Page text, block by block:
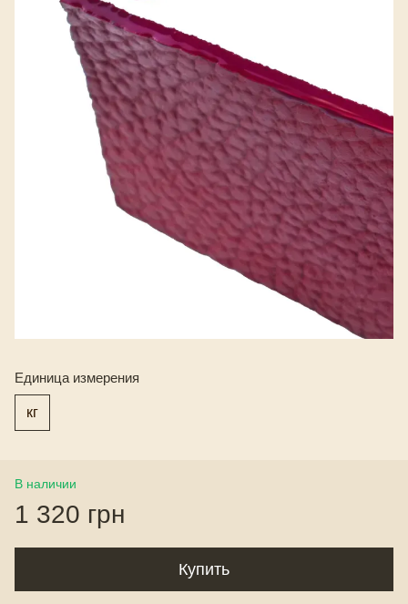
Единица измерения
кг
В наличии
1 320 грн
Купить